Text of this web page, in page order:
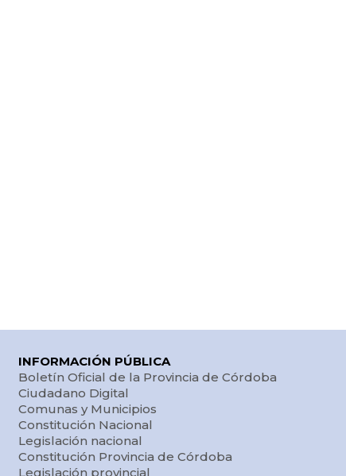
INFORMACIÓN PÚBLICA
Boletín Oficial de la Provincia de Córdoba
Ciudadano Digital
Comunas y Municipios
Constitución Nacional
Legislación nacional
Constitución Provincia de Córdoba
Legislación provincial